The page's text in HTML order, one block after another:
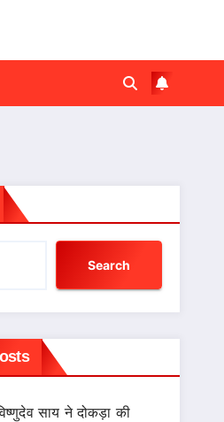
Search
साय ने दोकड़ा की